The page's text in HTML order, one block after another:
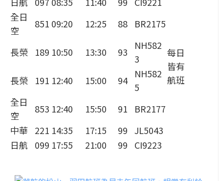
每日
皆有
航班
全日
空
851 09:20 12:25 88 BR2175
長榮 189 10:50 13:30 93
NH582
3
長榮
191 12:40 15:00 94
NH582
5
全日
空
853 12:40 15:50 91
BR2177
中華 221 14:35 17:15 99 JL5043
日航
099 17:55 21:00 99 CI9223